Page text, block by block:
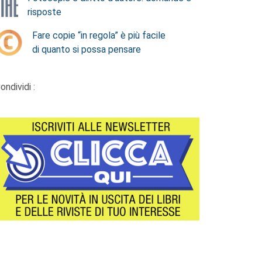
risposte
Fare copie “in regola” è più facile
di quanto si possa pensare
: